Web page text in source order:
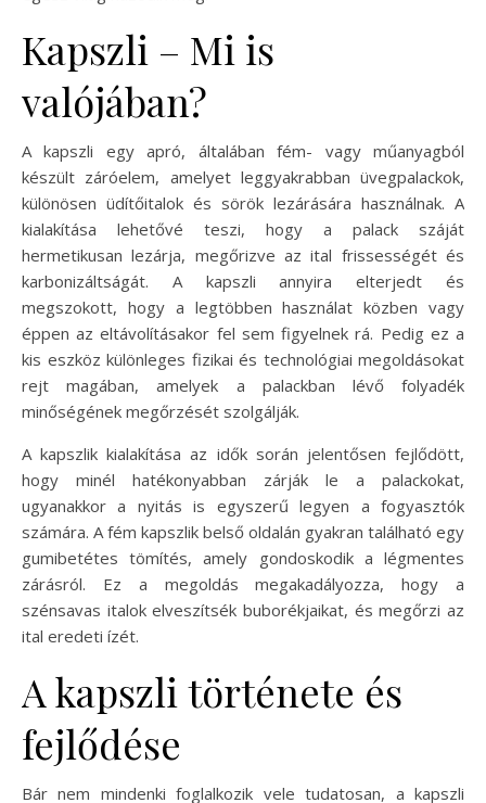
Kapszli – Mi is
valójában?
A kapszli egy apró, általában fém- vagy műanyagból
készült záróelem, amelyet leggyakrabban üvegpalackok,
különösen üdítőitalok és sörök lezárására használnak. A
kialakítása lehetővé teszi, hogy a palack száját
hermetikusan lezárja, megőrizve az ital frissességét és
karbonizáltságát. A kapszli annyira elterjedt és
megszokott, hogy a legtöbben használat közben vagy
éppen az eltávolításakor fel sem figyelnek rá. Pedig ez a
kis eszköz különleges fizikai és technológiai megoldásokat
rejt magában, amelyek a palackban lévő folyadék
minőségének megőrzését szolgálják.
A kapszlik kialakítása az idők során jelentősen fejlődött,
hogy minél hatékonyabban zárják le a palackokat,
ugyanakkor a nyitás is egyszerű legyen a fogyasztók
számára. A fém kapszlik belső oldalán gyakran található egy
gumibetétes tömítés, amely gondoskodik a légmentes
zárásról. Ez a megoldás megakadályozza, hogy a
szénsavas italok elveszítsék buborékjaikat, és megőrzi az
ital eredeti ízét.
A kapszli története és
fejlődése
Bár nem mindenki foglalkozik vele tudatosan, a kapszli